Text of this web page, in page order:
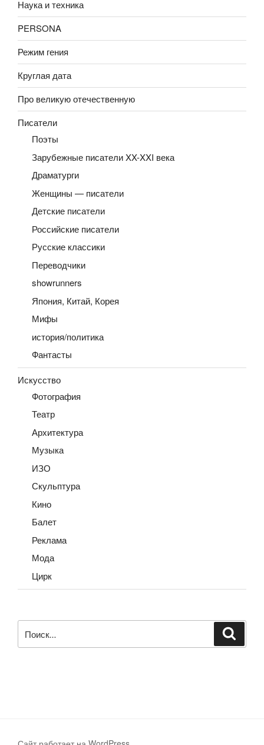
Наука и техника
PERSONA
Режим гения
Круглая дата
Про великую отечественную
Писатели
Поэты
Зарубежные писатели XX-XXI века
Драматурги
Женщины — писатели
Детские писатели
Российские писатели
Русские классики
Переводчики
showrunners
Япония, Китай, Корея
Мифы
история/политика
Фантасты
Искусство
Фотография
Театр
Архитектура
Музыка
ИЗО
Скульптура
Кино
Балет
Реклама
Мода
Цирк